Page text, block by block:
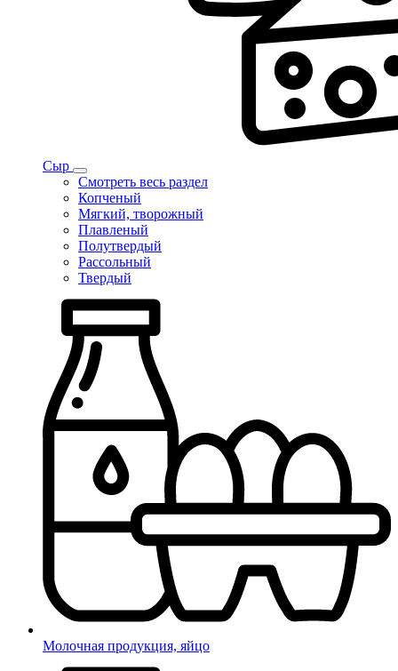
Сыр
Смотреть весь раздел
Копченый
Мягкий, творожный
Плавленый
Полутвердый
Рассольный
Твердый
Молочная продукция, яйцо